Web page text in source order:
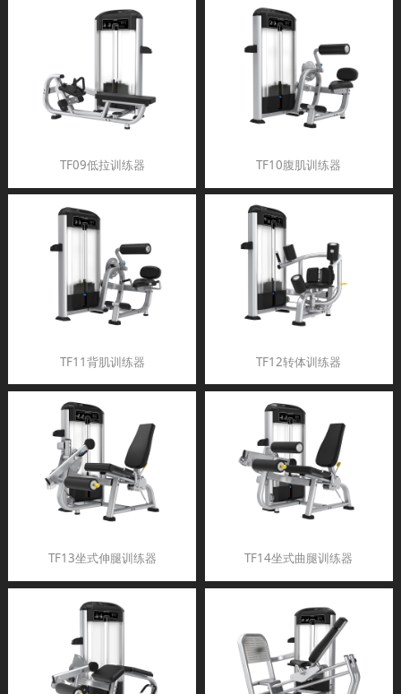
TF09低拉训练器 TF10腹肌训练器
TF11背肌训练器 TF12转体训练器
TF13坐式伸腿训练器 TF14坐式曲腿训练器